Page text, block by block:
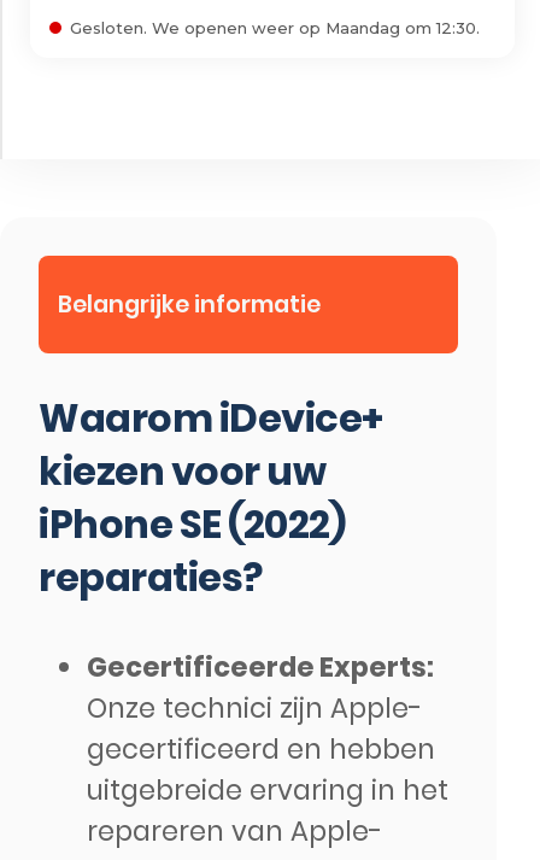
Gesloten. We openen weer op Maandag om 12:30.
Belangrijke informatie
Waarom iDevice+
kiezen voor uw
iPhone SE (2022)
reparaties?
Gecertificeerde Experts:
Onze technici zijn Apple-
gecertificeerd en hebben
uitgebreide ervaring in het
repareren van Apple-